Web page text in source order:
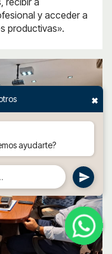
y acceder a
productivas».
✖
ayudarte?